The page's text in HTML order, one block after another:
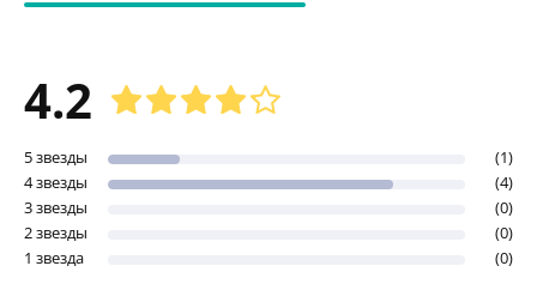
4.2
5 звезды
(1)
4 звезды
(4)
3 звезды
(0)
2 звезды
(0)
1 звезда
(0)